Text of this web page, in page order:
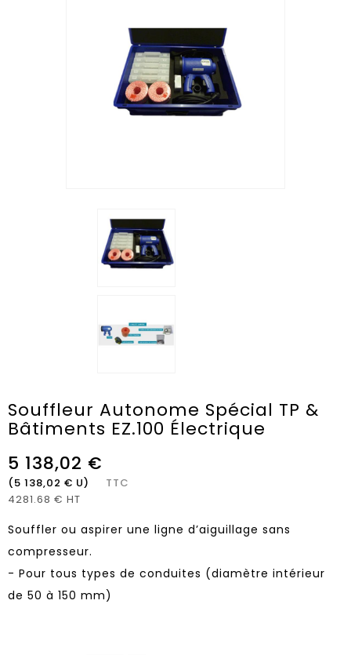
Souffleur Autonome Spécial TP &
Bâtiments EZ.100 Électrique
5 138,02 €
(5 138,02 € U)
TTC
4281.68 € HT
Souffler ou aspirer une ligne d’aiguillage sans
compresseur.
- Pour tous types de conduites (diamètre intérieur
de 50 à 150 mm)